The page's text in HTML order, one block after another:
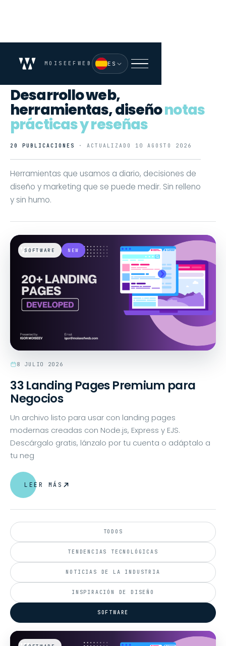
MOISEEFWEB
ES
Desarrollo web,
herramientas, diseñonotas
prácticas y reseñas
20 PUBLICACIONES · ACTUALIZADO 10 AGOSTO 2026
Herramientas que usamos a diario, decisiones de
diseño y marketing que se puede medir. Sin relleno
y sin humo.
SOFTWARE NEW
8 JULIO 2026
33 Landing Pages Premium para
Negocios
Un archivo listo para usar con landing pages
modernas creadas con Node.js, Express y EJS.
Descárgalo gratis, lánzalo por tu cuenta o adáptalo a
tu neg
LEER MÁS
TODOS
TENDENCIAS TECNOLÓGICAS
NOTICIAS DE LA INDUSTRIA
INSPIRACIÓN DE DISEÑO
SOFTWARE